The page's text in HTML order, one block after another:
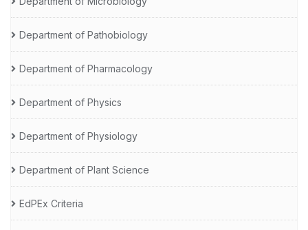
Department of Pathobiology
Department of Pharmacology
Department of Physics
Department of Physiology
Department of Plant Science
EdPEx Criteria